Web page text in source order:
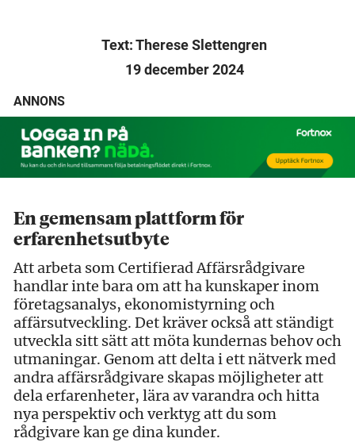
Text: Therese Slettengren
19 december 2024
ANNONS
En gemensam plattform för
erfarenhetsutbyte
Att arbeta som Certifierad Affärsrådgivare
handlar inte bara om att ha kunskaper inom
företagsanalys, ekonomistyrning och
affärsutveckling. Det kräver också att ständigt
utveckla sitt sätt att möta kundernas behov och
utmaningar. Genom att delta i ett nätverk med
andra affärsrådgivare skapas möjligheter att
dela erfarenheter, lära av varandra och hitta
nya perspektiv och verktyg att du som
rådgivare kan ge dina kunder.